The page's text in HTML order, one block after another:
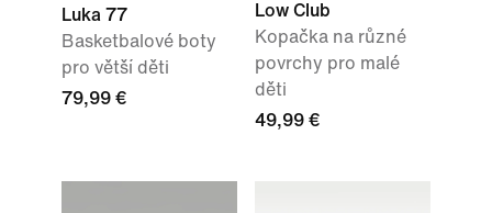
Luka 77
Basketbalové boty
pro větší děti
79,99 €
Low Club
Kopačka na různé
povrchy pro malé
děti
49,99 €